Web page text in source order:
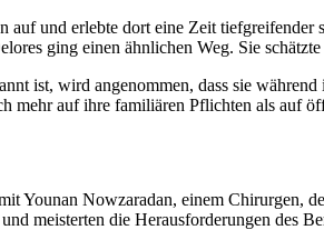
auf und erlebte dort eine Zeit
ging einen ähnlichen Weg. Sie
ist, wird angenommen, dass sie
mehr auf ihre familiären Pflichten als auf
Younan Nowzaradan, einem Chirurgen,
meisterten die Herausforderungen des